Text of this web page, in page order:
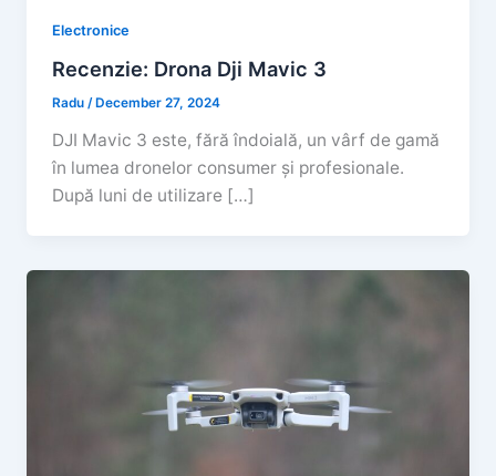
Electronice
Recenzie: Drona Dji Mavic 3
Radu/ December 27, 2024
DJI Mavic 3 este, fără îndoială, un vârf de gamă
în lumea dronelor consumer și profesionale.
După luni de utilizare […]